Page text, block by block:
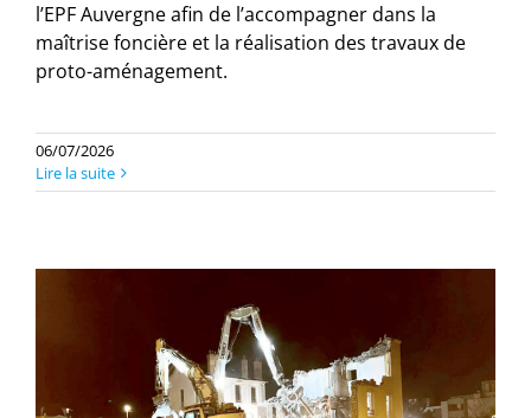
l’EPF Auvergne afin de l’accompagner dans la
maîtrise foncière et la réalisation des travaux de
proto-aménagement.
06/07/2026
Lire la suite